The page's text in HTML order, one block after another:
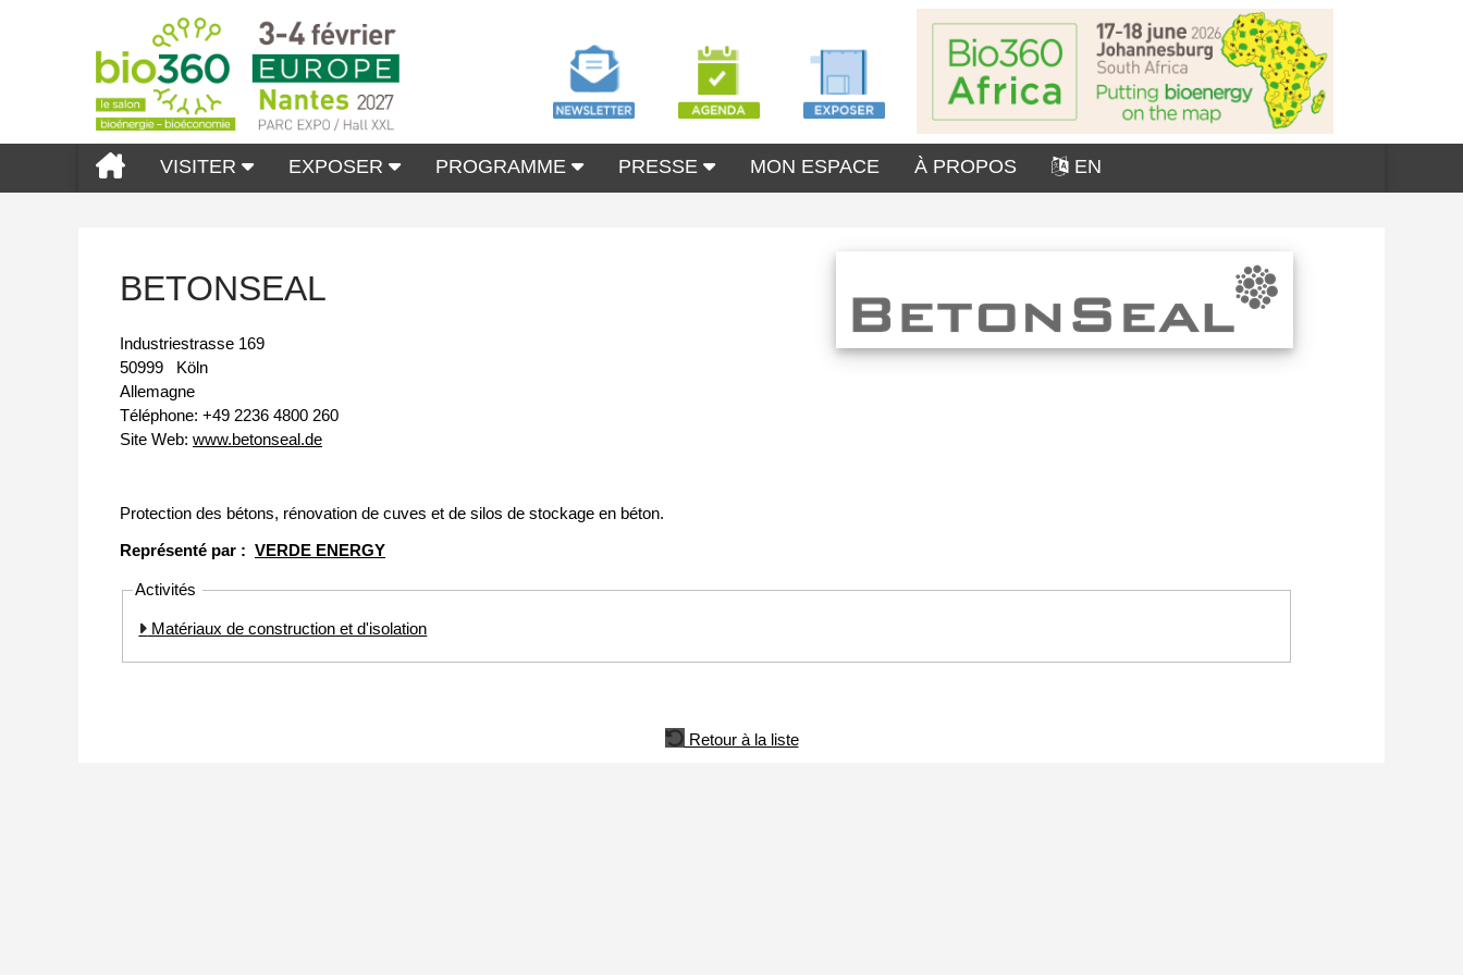
VISITER EXPOSER PROGRAMME PRESSE MON ESPACE À PROPOS EN
BETONSEAL
Industriestrasse 169
50999
Köln
Allemagne
Téléphone: +49 2236 4800 260
Site Web: www.betonseal.de
Protection des bétons, rénovation de cuves et de silos de stockage en béton.
Représenté par : VERDE ENERGY
Activités
Matériaux de construction et d'isolation
Retour à la liste